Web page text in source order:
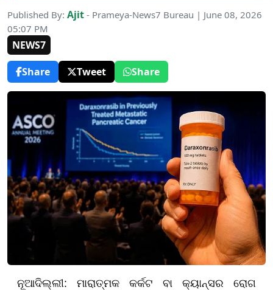
Published By: Ajit - Prameya-News7 Bureau | June 08, 2026
05:07 PM
NEWS7
Share
Tweet Share
ନୂଆଦିଲ୍ଲୀ: ମାରାତ୍ମକ କର୍କଟ ବା କ୍ୟାନ୍ସର ରୋଗ